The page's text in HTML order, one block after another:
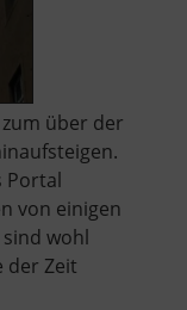
über der
Portal
von einigen
wohl
der Zeit